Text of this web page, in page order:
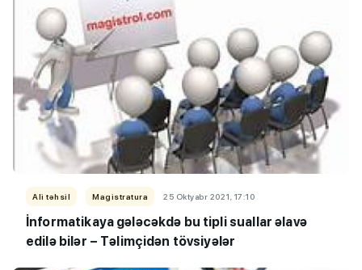
Ali təhsil Magistratura 25 Oktyabr 2021, 17:10
İnformatikaya gələcəkdə bu tipli suallar əlavə
edilə bilər – Təlimçidən tövsiyələr